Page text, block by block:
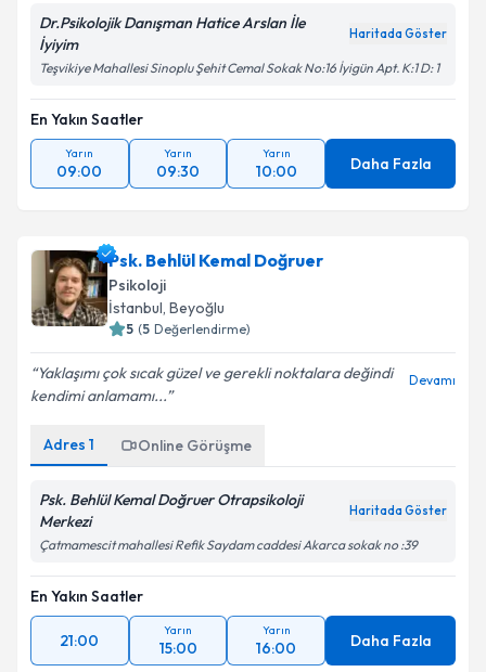
Dr.Psikolojik Danışman Hatice Arslan İle
İyiyim
Haritada Göster
Teşvikiye Mahallesi Sinoplu Şehit Cemal Sokak No:16 İyigün Apt. K:1 D: 1
En Yakın Saatler
Yarın
09:00
Yarın
09:30
Yarın
10:00 Daha Fazla
Psk. Behlül Kemal Doğruer
Psikoloji
İstanbul, Beyoğlu
5 (5 Değerlendirme)
Yaklaşımı çok sıcak güzel ve gerekli noktalara değindi
kendimi anlamamı...
Devamı
Adres 1 Online Görüşme
Psk. Behlül Kemal Doğruer Otrapsikoloji
Merkezi
Haritada Göster
Çatmamescit mahallesi Refik Saydam caddesi Akarca sokak no :39
En Yakın Saatler
21:00
Yarın
15:00
Yarın
16:00 Daha Fazla